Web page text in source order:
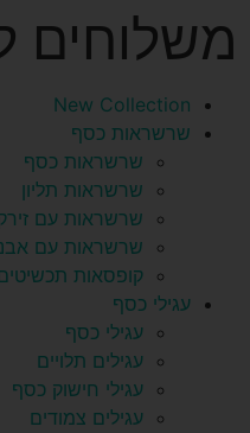
משלוחים
New Collection
שרשראות כסף
שרשראות כסף
שרשראות תליון
שרשראות עם
שרשראות עם
קופסאות
עגילי כסף
עגילי כסף
עגילים תלויים
עגילי חישוק כסף
עגילים צמודים